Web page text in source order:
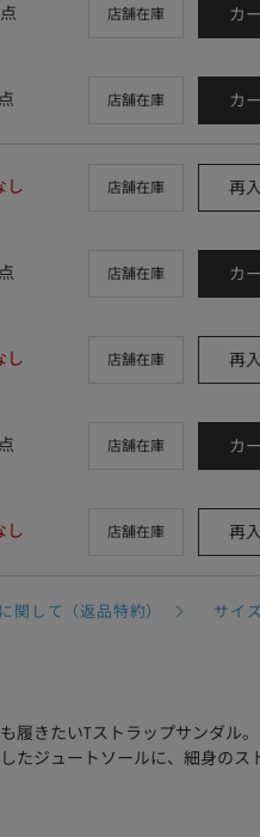
店舗在庫 カ
店舗在庫 カ
し 店舗在庫 再
店舗在庫 カ
し 店舗在庫 再
店舗在庫 カ
し 店舗在庫 再
関して（返品特約）
サイ
履きたいTストラップサンダル
たジュートソールに、細身のス